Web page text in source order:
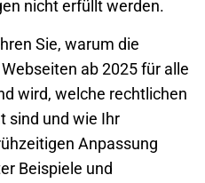
nicht erfüllt werden.
Sie, warum die
ab 2025 für alle
wird, welche rechtlichen
sind und wie Ihr
Anpassung
Beispiele und